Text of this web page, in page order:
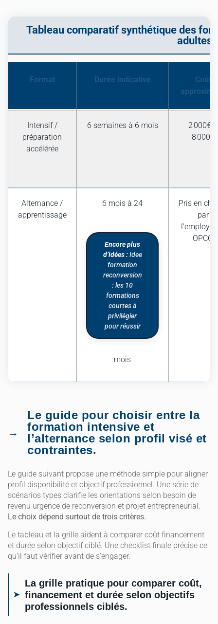
Tableau comparatif synthétique des
adultes
Format Durée indicative
Coût
Intensif /
préparation
accélérée
6 semaines à 6 mois
2 000€ à
8 000€
Alternance /
apprentissage
6 mois à 24
Encore plus
d’idées :Idee
formation
reconversion
: les 10
formations
courtes à
privilégier
pour réussir
mois
Pris en
par
OPCO
Le guide pour choisir entre la
formation intensive et
l’alternance selon profil visé et
contraintes.
Le guide suivant propose une méthode simple pour aligner
profil disponibilité et objectif professionnel. Une série de
scénarios types clarifie les orientations selon besoin de
revenu urgence de reconversion et projet entrepreneurial.
Le choix dépend surtout de trois critères.
Le tableau et la grille aident à comparer coût financement
et durée selon objectif ciblé. Une checklist finale précise ce
qu’il faut vérifier avant de s’engager.
La grille pratique pour comparer coût,
financement et durée selon objectifs
professionnels ciblés.